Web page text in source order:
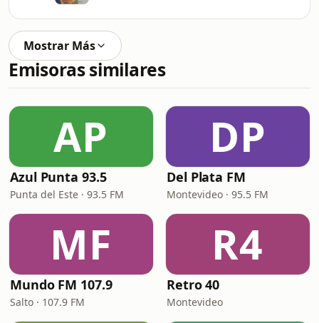
Mostrar Más
Emisoras similares
AP
Azul Punta 93.5
Punta del Este · 93.5 FM
DP
Del Plata FM
Montevideo · 95.5 FM
MF
Mundo FM 107.9
Salto · 107.9 FM
R4
Retro 40
Montevideo